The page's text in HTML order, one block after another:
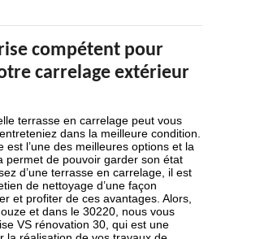
compétent pour
carrelage extérieur
terrasse en carrelage peut vous
dans la meilleure condition.
l’une des meilleures options et la
permet de pouvoir garder son état
d’une terrasse en carrelage, il est
de nettoyage d’une façon
et profiter de ces avantages. Alors,
et dans le 30220, nous vous
VS rénovation 30, qui est une